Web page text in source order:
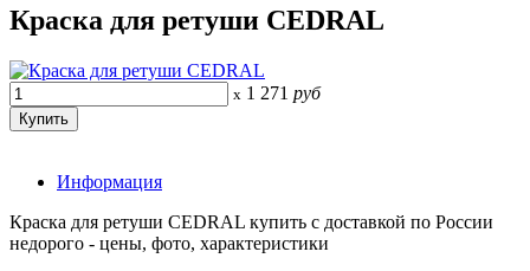
Краска для ретуши CEDRAL
x 1 271 руб
Информация
Краска для ретуши CEDRAL купить с доставкой по России
недорого - цены, фото, характеристики